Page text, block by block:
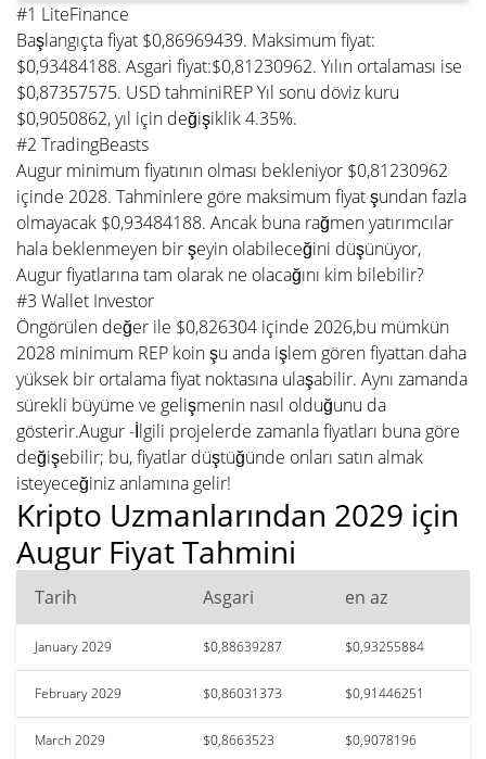
#1 LiteFinance
Başlangıçta fiyat $0,86969439. Maksimum fiyat:
$0,93484188. Asgari fiyat:$0,81230962. Yılın ortalaması ise
$0,87357575. USD tahminiREP Yıl sonu döviz kuru
$0,9050862, yıl için değişiklik 4.35%.
#2 TradingBeasts
Augur minimum fiyatının olması bekleniyor $0,81230962
içinde 2028. Tahminlere göre maksimum fiyat şundan fazla
olmayacak $0,93484188. Ancak buna rağmen yatırımcılar
hala beklenmeyen bir şeyin olabileceğini düşünüyor,
Augur fiyatlarına tam olarak ne olacağını kim bilebilir?
#3 Wallet Investor
Öngörülen değer ile $0,826304 içinde 2026,bu mümkün
2028 minimum REP koin şu anda işlem gören fiyattan daha
yüksek bir ortalama fiyat noktasına ulaşabilir. Aynı zamanda
sürekli büyüme ve gelişmenin nasıl olduğunu da
gösterir.Augur -İlgili projelerde zamanla fiyatları buna göre
değişebilir; bu, fiyatlar düştüğünde onları satın almak
isteyeceğiniz anlamına gelir!
Kripto Uzmanlarından 2029 için
Augur Fiyat Tahmini
Tarih Asgari en az
January 2029 $0,88639287 $0,93255884
February 2029 $0,86031373 $0,91446251
March 2029 $0,8663523 $0,9078196